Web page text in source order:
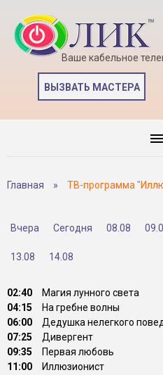
Ваше кабельное
ВЫЗВАТЬ МАСТЕРА
Главная » ТВ-программа
Вчера Сегодня 08.08
13.08 14.08
02:40
Магия лунного света
04:15
На гребне волны
06:00
Дедушка нелегкого
07:25
Дивергент
09:35
Первая любовь
11:00
Иллюзионист